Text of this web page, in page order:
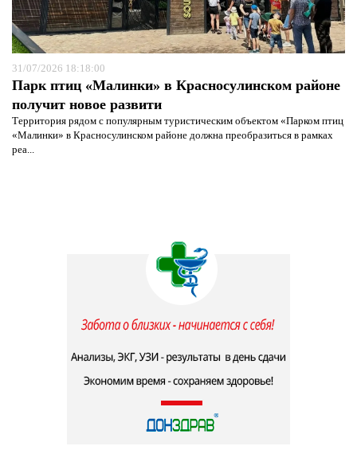
31/07/2026 18:18:00
Парк птиц «Малинки» в Красносулинском районе
получит новое развити
Территория рядом с популярным туристическим объектом «Парком птиц
«Малинки» в Красносулинском районе должна преобразиться в рамках
реа...